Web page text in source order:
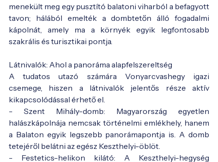
menekült meg egy pusztító balatoni viharból a befagyott
tavon; hálából emelték a dombtetőn álló fogadalmi
kápolnát, amely ma a környék egyik legfontosabb
szakrális és turisztikai pontja.
Látnivalók: Ahol a panoráma alapfelszereltség
A tudatos utazó számára Vonyarcvashegy igazi
csemege, hiszen a látnivalók jelentős része aktív
kikapcsolódással érhető el.
- Szent Mihály-domb: Magyarország egyetlen
halászkápolnája nemcsak történelmi emlékhely, hanem
a Balaton egyik legszebb panorámapontja is. A domb
tetejéről belátni az egész Keszthelyi-öblöt.
- Festetics-helikon kilátó: A Keszthelyi-hegység